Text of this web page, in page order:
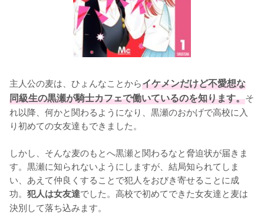
主人公の麦は、ひょんなことからイケメンだけど不愛想な
同級生の黒瀬が騎士カフェで働いているのを知ります。そ
れ以降、何かと関わるようになり、黒瀬のおかげで高校に入
り初めての女友達もできました。
しかし、そんな麦のもとへ黒瀬と関わるなと脅迫状が届きま
す。黒瀬に知られないようにしますが、結局知られてしま
い、あえて仲良くすることで犯人をおびき寄せることに成
功。 犯人は女友達でした。高校で初めてできた女友達と麦は
決別して落ち込みます。